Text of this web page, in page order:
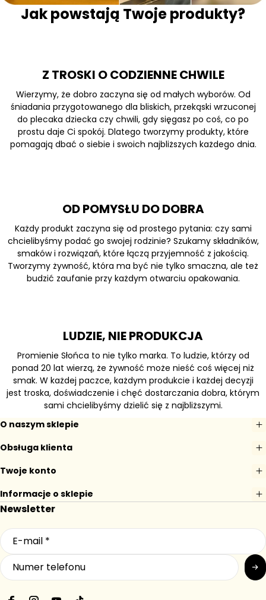
Jak powstają Twoje produkty?
Z TROSKI O CODZIENNE CHWILE
Wierzymy, że dobro zaczyna się od małych wyborów. Od
śniadania przygotowanego dla bliskich, przekąski wrzuconej
do plecaka dziecka czy chwili, gdy sięgasz po coś, co po
prostu daje Ci spokój. Dlatego tworzymy produkty, które
pomagają dbać o siebie i swoich najbliższych każdego dnia.
OD POMYSŁU DO DOBRA
Każdy produkt zaczyna się od prostego pytania: czy sami
chcielibyśmy podać go swojej rodzinie? Szukamy składników,
smaków i rozwiązań, które łączą przyjemność z jakością.
Tworzymy żywność, która ma być nie tylko smaczna, ale też
budzić zaufanie przy każdym otwarciu opakowania.
LUDZIE, NIE PRODUKCJA
Promienie Słońca to nie tylko marka. To ludzie, którzy od
ponad 20 lat wierzą, że żywność może nieść coś więcej niż
smak. W każdej paczce, każdym produkcie i każdej decyzji
jest troska, doświadczenie i chęć dostarczania dobra, którym
sami chcielibyśmy dzielić się z najbliższymi.
O naszym sklepie
Obsługa klienta
Twoje konto
Informacje o sklepie
Newsletter